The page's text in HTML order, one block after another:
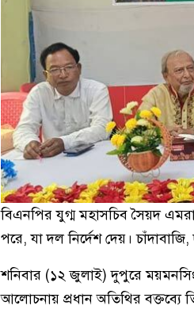
বিএনপির যুগ্ম মহাসচিব সৈয়দ
পরে, যা দল নির্দেশ দেয়।
শনিবার (১২ জুলাই) দুপুরে
আলোচনায় প্রধান অতিথির বক্তব্যে